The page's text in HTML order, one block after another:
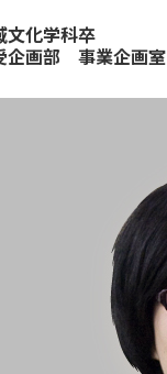
化学科卒
画部 事業企画室